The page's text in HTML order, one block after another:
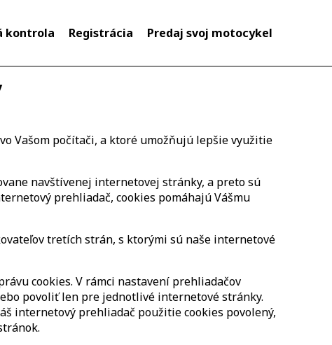
Vašom počítači, a ktoré umožňujú lepšie využitie
navštívenej internetovej stránky, a preto sú
prehliadač, cookies pomáhajú Vášmu
tretích strán, s ktorými sú naše internetové
cookies. V rámci nastavení prehliadačov
povoliť len pre jednotlivé internetové stránky.
internetový prehliadač použitie cookies povolený,
kontrola Registrácia Predaj svoj motocykel